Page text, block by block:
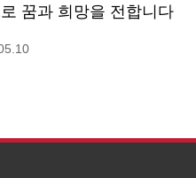
로 꿈과 희망을 전합니다